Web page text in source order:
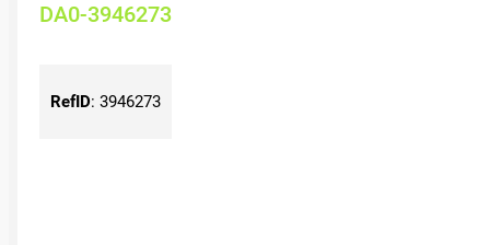
DA0-3946273
RefID: 3946273